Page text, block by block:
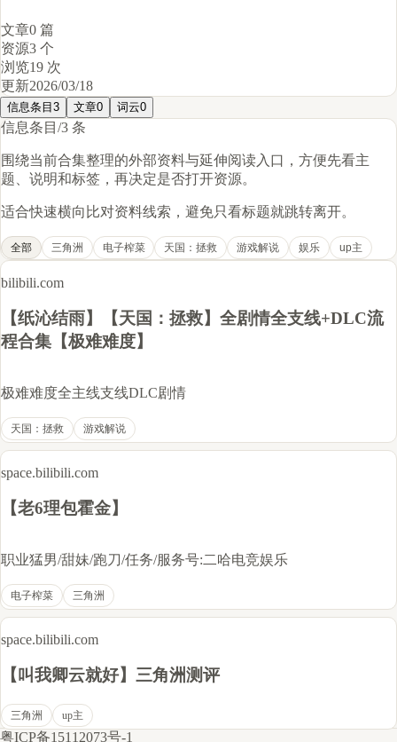
文章0 篇
资源3 个
浏览19 次
更新2026/03/18
信息条目 3 文章0 词云0
信息条目 /3 条
围绕当前合集整理的外部资料与延伸阅读入口，方便先看主
题、说明和标签，再决定是否打开资源。
适合快速横向比对资料线索，避免只看标题就跳转离开。
全部 三角洲 电子榨菜 天国：拯救 游戏解说 娱乐 up主
bilibili.com
【纸沁结雨】【天国：拯救】全剧情全支线+DLC流
程合集【极难难度】
极难难度全主线支线DLC剧情
天国：拯救 游戏解说
space.bilibili.com
【老6理包霍金】
职业猛男/甜妹/跑刀/任务/服务号:二哈电竞娱乐
电子榨菜 三角洲
space.bilibili.com
【叫我卿云就好】三角洲测评
三角洲 up主
粤ICP备15112073号-1